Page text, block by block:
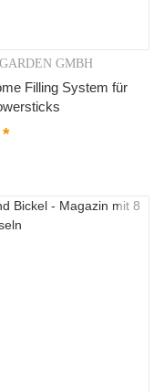
VorschauGMBH
Filling System für
*